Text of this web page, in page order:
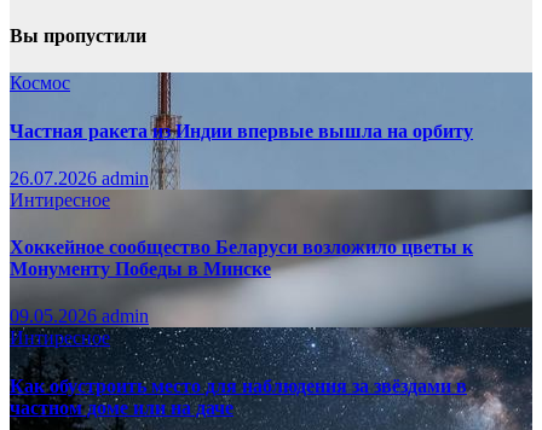
Вы пропустили
Космос
Частная ракета из Индии впервые вышла на орбиту
26.07.2026 admin
Интиресное
Хоккейное сообщество Беларуси возложило цветы к
Монументу Победы в Минске
09.05.2026 admin
Интиресное
Как обустроить место для наблюдения за звёздами в
частном доме или на даче